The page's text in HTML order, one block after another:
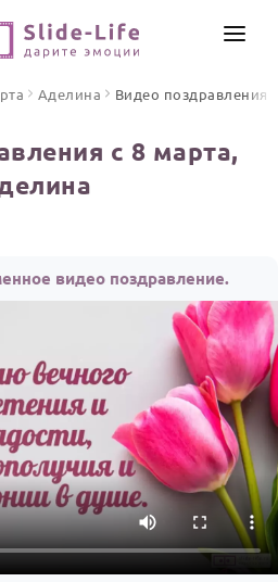
Аделина Видео поздравления
с 8 марта,
видео поздравление.